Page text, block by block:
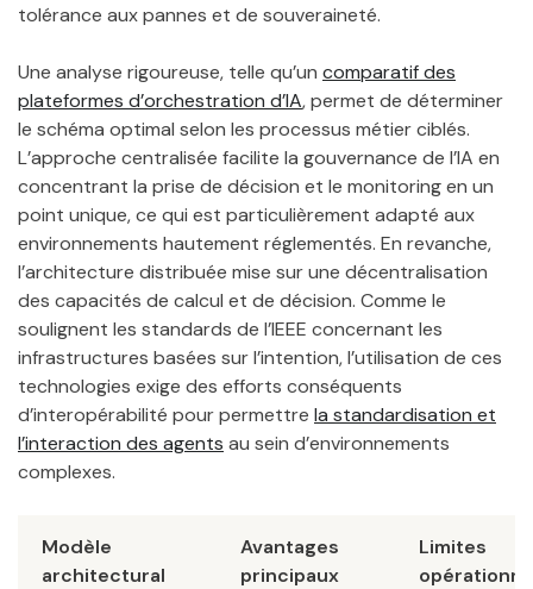
tolérance aux pannes et de souveraineté.
Une analyse rigoureuse, telle qu’un comparatif des
plateformes d’orchestration d’IA, permet de déterminer
le schéma optimal selon les processus métier ciblés.
L’approche centralisée facilite la gouvernance de l’IA en
concentrant la prise de décision et le monitoring en un
point unique, ce qui est particulièrement adapté aux
environnements hautement réglementés. En revanche,
l’architecture distribuée mise sur une décentralisation
des capacités de calcul et de décision. Comme le
soulignent les standards de l’IEEE concernant les
infrastructures basées sur l’intention, l’utilisation de ces
technologies exige des efforts conséquents
d’interopérabilité pour permettre la standardisation et
l’interaction des agents au sein d’environnements
complexes.
Modèle
architectural
Avantages
principaux
Limites